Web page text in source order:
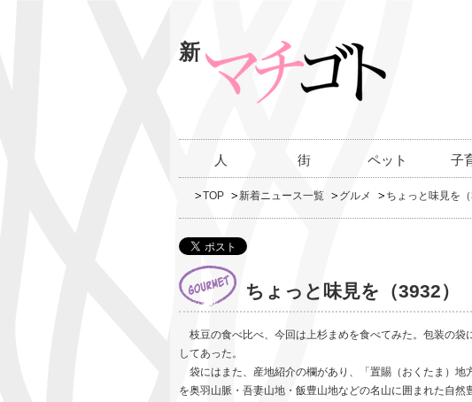
新
人 街 ペット 子
TOP 新着ニュース一覧 グルメ ちょっと味見を
ちょっと味見を（3932
枝豆の食べ比べ、今回は上杉まめを食べてみた。包装の袋
してあった。
袋にはまた、産地紹介の欄があり、「置賜（おくたま）地
を奥羽山脈・吾妻山地・飯豊山地などの名山に囲まれた自然